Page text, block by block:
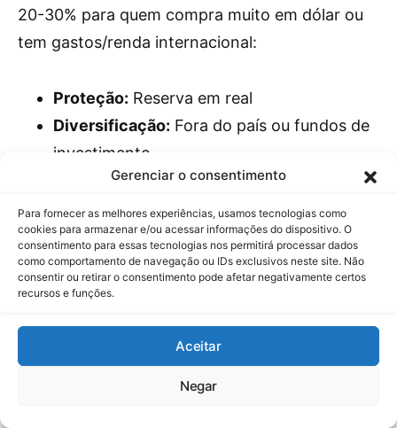
Gerenciar o consentimento
Para fornecer as melhores experiências, usamos tecnologias como
cookies para armazenar e/ou acessar informações do dispositivo. O
consentimento para essas tecnologias nos permitirá processar dados
como comportamento de navegação ou IDs exclusivos neste site. Não
consentir ou retirar o consentimento pode afetar negativamente certos
recursos e funções.
Aceitar
Negar
20-30% para quem compra muito em dólar ou
tem gastos/renda internacional:
Proteção: Reserva em real
Diversificação: Fora do país ou fundos de
investimento
3. Sistema de reposição
automática
Após 6-12 meses de qualquer uso da reserva,
reposição. O objetivo da reserva seria voltar ao
patamar anterior.